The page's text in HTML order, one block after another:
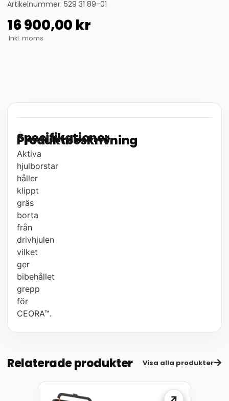
Artikelnummer: 529 31 89-01
16 900,00 kr
Inkl. moms
Produktbeskrivning
Aktiva
hjulborstar
håller
klippt
gräs
borta
från
drivhjulen
vilket
ger
bibehållet
grepp
för
CEORA™.
Specifikationer
Relaterade produkter Visa alla produkter